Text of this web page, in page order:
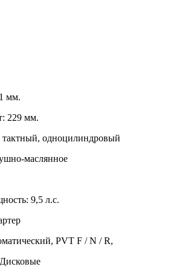
мм.
229 мм.
тактный, одноцилиндровый
маслянное
9,5 л.c.
PVT F / N / R,